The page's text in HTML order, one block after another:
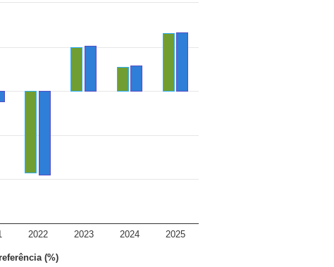
(%)
2022 2023 2024 2025